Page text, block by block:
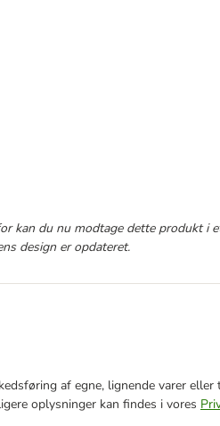
kan du nu modtage dette produkt i
design er opdateret.
af egne, lignende varer
oplysninger kan findes i vores